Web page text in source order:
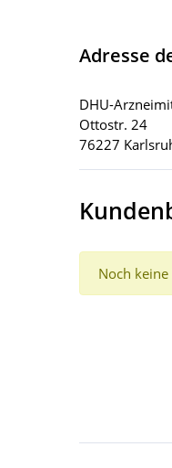
Adresse
DHU-
Ottostr. 24
76227
Noch